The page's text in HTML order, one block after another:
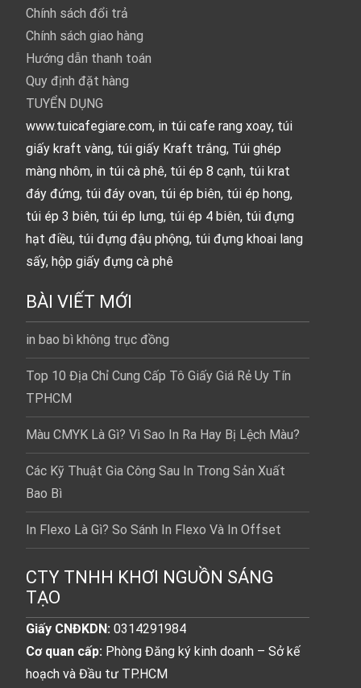
Chính sách đổi trả
Chính sách giao hàng
Hướng dẫn thanh toán
Quy định đặt hàng
TUYỂN DỤNG
www.tuicafegiare.com, in túi cafe rang xoay, túi
giấy kraft vàng, túi giấy Kraft trắng, Túi ghép
màng nhôm, in túi cà phê, túi ép 8 cạnh, túi krat
đáy đứng, túi đáy ovan, túi ép biên, túi ép hong,
túi ép 3 biên, túi ép lưng, túi ép 4 biên, túi đựng
hạt điều, túi đựng đậu phộng, túi đựng khoai lang
sấy, hộp giấy đựng cà phê
BÀI VIẾT MỚI
in bao bì không trục đồng
Top 10 Địa Chỉ Cung Cấp Tô Giấy Giá Rẻ Uy Tín
TPHCM
Màu CMYK Là Gì? Vì Sao In Ra Hay Bị Lệch Màu?
Các Kỹ Thuật Gia Công Sau In Trong Sản Xuất
Bao Bì
In Flexo Là Gì? So Sánh In Flexo Và In Offset
CTY TNHH KHƠI NGUỒN SÁNG
TẠO
Giấy CNĐKDN: 0314291984
Cơ quan cấp: Phòng Đăng ký kinh doanh – Sở kế
hoạch và Đầu tư TP.HCM